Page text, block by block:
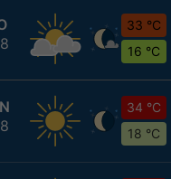
33 °C
16 °C
34 °C
18 °C